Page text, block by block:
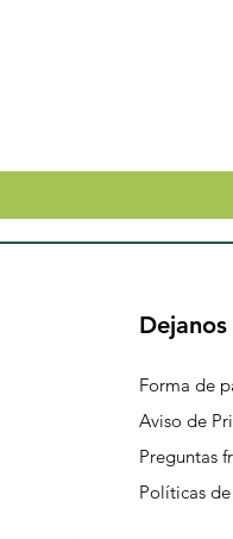
Forma de
Aviso de
Preguntas
Políticas